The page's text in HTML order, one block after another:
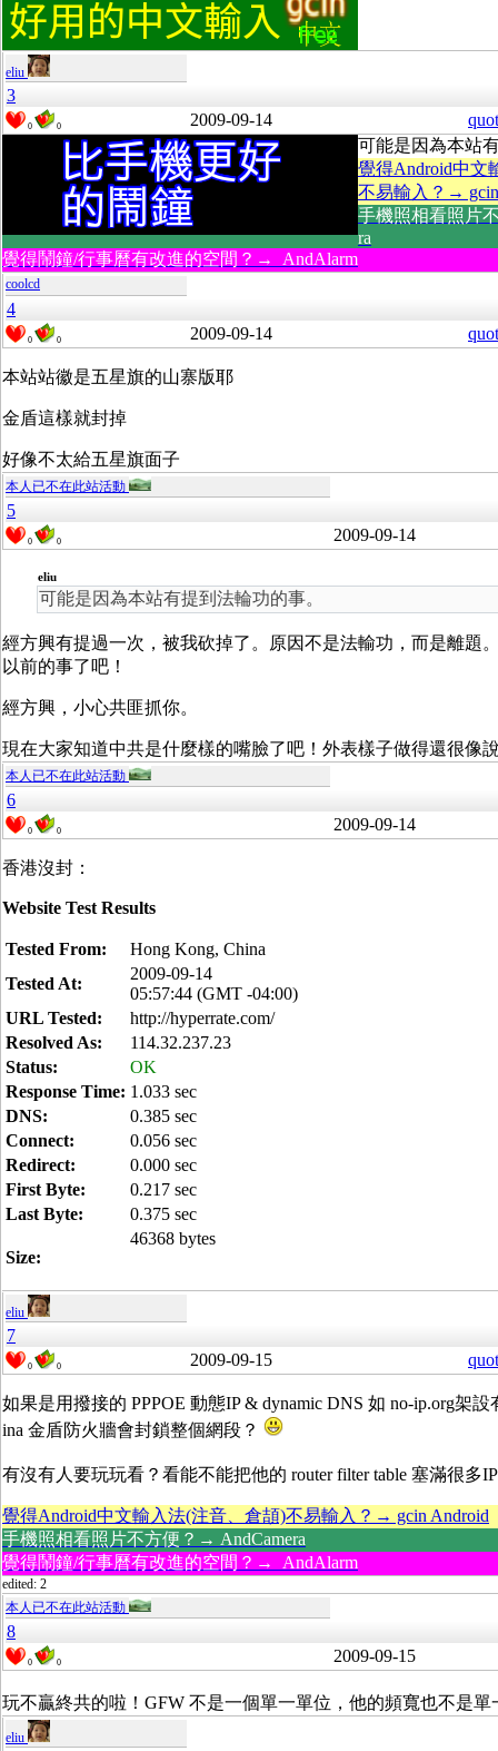
eliu
3
0 0 2009-09-14
可能是因為本站
覺得Android中文
不易輸入？→
手機照相看照片
ra
覺得鬧鐘/行事曆有改進的空間？→ AndAlarm
coolcd
4
0 0 2009-09-14
本站站徽是五星旗的山寨版耶
金盾這樣就封掉
好像不太給五星旗面子
本人已不在此站活動
5
0 0 2009-09-14
eliu
可能是因為本站有提到法輪功的事。
經方興有提過一次，被我砍掉了。原因不是法輸功，而是離題
以前的事了吧！
經方興，小心共匪抓你。
現在大家知道中共是什麼樣的嘴臉了吧！外表樣子做得還很像
本人已不在此站活動
6
0 0 2009-09-14
香港沒封：
Website Test Results
Tested From:
Hong Kong, China
Tested At:
2009-09-14
05:57:44 (GMT -04:00)
URL Tested:
http://hyperrate.com/
Resolved As:
114.32.237.23
Status:
OK
Response Time: 1.033 sec
DNS:
0.385 sec
Connect:
0.056 sec
Redirect:
0.000 sec
First Byte:
0.217 sec
Last Byte:
0.375 sec
Size:
46368 bytes
eliu
7
0 0 2009-09-15
如果是用撥接的 PPPOE 動態IP & dynamic DNS 如 no-ip.org架
ina 金盾防火牆會封鎖整個網段？
有沒有人要玩玩看？看能不能把他的 router filter table 塞滿很多
覺得Android中文輸入法(注音、倉頡)不易輸入？→ gcin Android
手機照相看照片不方便？→ AndCamera
覺得鬧鐘/行事曆有改進的空間？→ AndAlarm
edited: 2
本人已不在此站活動
8
0 0 2009-09-15
玩不贏終共的啦！GFW 不是一個單一單位，他的頻寬也不是單
eliu